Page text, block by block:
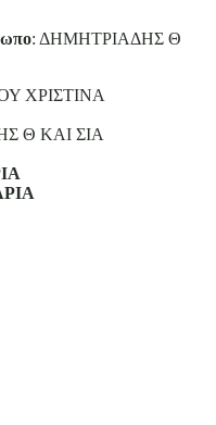
: ΔΗΜΗΤΡΙΑΔΗΣ Θ
ΧΡΙΣΤΙΝΑ
Θ ΚΑΙ ΣΙΑ